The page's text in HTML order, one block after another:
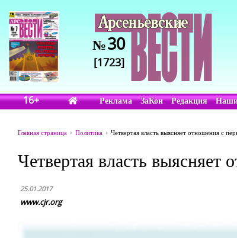
№30
[1723]
16+ Реклама ЗаКон Редакция
Главная страница Политика Четвертая власть выясняет отношения с
Четвертая власть
25.01.2017
www.cjr.org